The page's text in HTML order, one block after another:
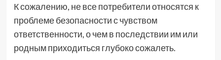
К сожалению, не все потребители относятся к
проблеме безопасности с чувством
ответственности, о чем в последствии им или
родным приходиться глубоко сожалеть.